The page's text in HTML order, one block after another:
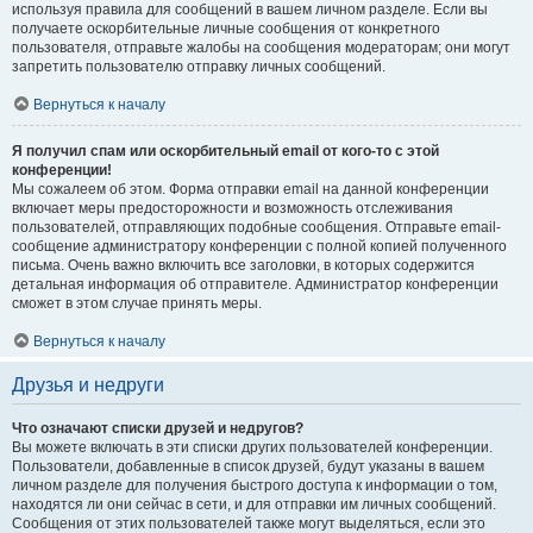
используя правила для сообщений в вашем личном разделе. Если вы
получаете оскорбительные личные сообщения от конкретного
пользователя, отправьте жалобы на сообщения модераторам; они могут
запретить пользователю отправку личных сообщений.
Вернуться к началу
Я получил спам или оскорбительный email от кого-то с этой
конференции!
Мы сожалеем об этом. Форма отправки email на данной конференции
включает меры предосторожности и возможность отслеживания
пользователей, отправляющих подобные сообщения. Отправьте email-
сообщение администратору конференции с полной копией полученного
письма. Очень важно включить все заголовки, в которых содержится
детальная информация об отправителе. Администратор конференции
сможет в этом случае принять меры.
Вернуться к началу
Друзья и недруги
Что означают списки друзей и недругов?
Вы можете включать в эти списки других пользователей конференции.
Пользователи, добавленные в список друзей, будут указаны в вашем
личном разделе для получения быстрого доступа к информации о том,
находятся ли они сейчас в сети, и для отправки им личных сообщений.
Сообщения от этих пользователей также могут выделяться, если это